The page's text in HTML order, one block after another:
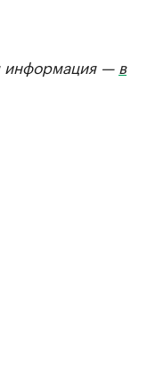
информация — в